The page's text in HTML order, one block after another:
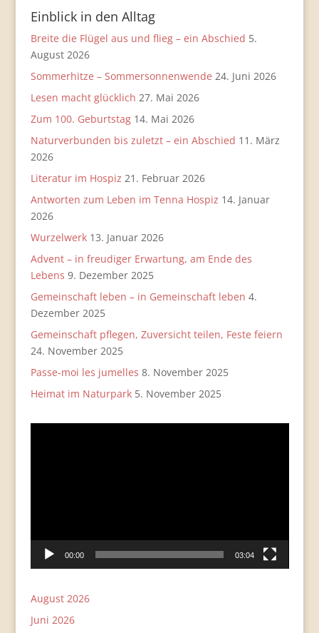
Einblick in den Alltag
Breite die Flügel aus und flieg – ein Abschied 5.
August 2026
Sommerhitze – Sommersonnenwende 24. Juni 2026
Lesen macht glücklich 27. Mai 2026
Zum 100. Geburtstag 14. Mai 2026
Naturverbunden bis zuletzt – ein Abschied 11. März
2026
Literatur im Hospiz 21. Februar 2026
Antworten zum Leben im Tenna Hospiz 14. Januar
2026
Wurzelwerk 13. Januar 2026
Advent – in freudiger Erwartung, am Ende des
Lebens 9. Dezember 2025
Gemeinschaft leben – in Gemeinschaft leben 4.
Dezember 2025
Gemeinschaft pflegen, Zuversicht teilen, Feste feiern
24. November 2025
Passe-moi les jumelles 8. November 2025
Heimat im Naturpark 5. November 2025
00:00 03:04
August 2026
Juni 2026